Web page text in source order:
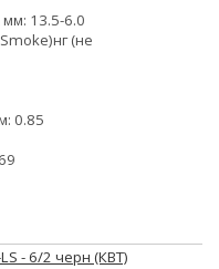
13.5-6.0
нг (не
0.85
- 6/2 черн (КВТ)